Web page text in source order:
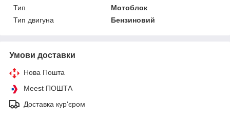
Тип
Мотоблок
Тип двигуна
Бензиновий
Умови доставки
Нова Пошта
Meest ПОШТА
Доставка кур'єром